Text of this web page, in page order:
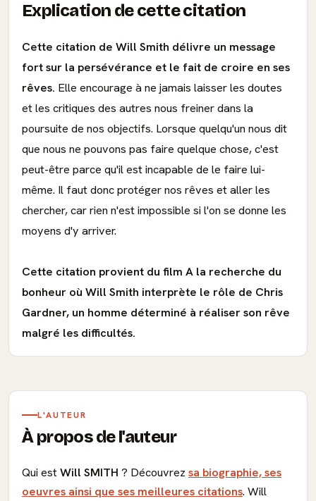
Explication de cette citation
Cette citation de Will Smith délivre un message
fort sur la persévérance et le fait de croire en ses
rêves. Elle encourage à ne jamais laisser les doutes
et les critiques des autres nous freiner dans la
poursuite de nos objectifs. Lorsque quelqu'un nous dit
que nous ne pouvons pas faire quelque chose, c'est
peut-être parce qu'il est incapable de le faire lui-
même. Il faut donc protéger nos rêves et aller les
chercher, car rien n'est impossible si l'on se donne les
moyens d'y arriver.
Cette citation provient du film A la recherche du
bonheur où Will Smith interprète le rôle de Chris
Gardner, un homme déterminé à réaliser son rêve
malgré les difficultés.
L'AUTEUR
À propos de l'auteur
Qui estWill SMITH ? Découvrez sa biographie, ses
oeuvres ainsi que ses meilleures citations. Will